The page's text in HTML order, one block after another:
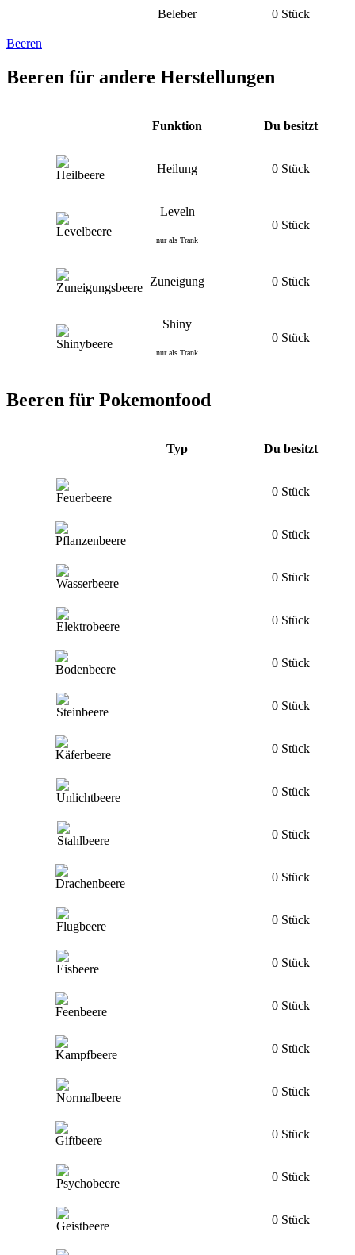
Beleber 0 Stück
Beeren
Beeren für andere Herstellungen
Funktion Du besitzt
Heilung 0 Stück
Leveln
nur als Trank
0 Stück
Zuneigung 0 Stück
Shiny
nur als Trank
0 Stück
Beeren für Pokemonfood
Typ Du besitzt
0 Stück
0 Stück
0 Stück
0 Stück
0 Stück
0 Stück
0 Stück
0 Stück
0 Stück
0 Stück
0 Stück
0 Stück
0 Stück
0 Stück
0 Stück
0 Stück
0 Stück
0 Stück